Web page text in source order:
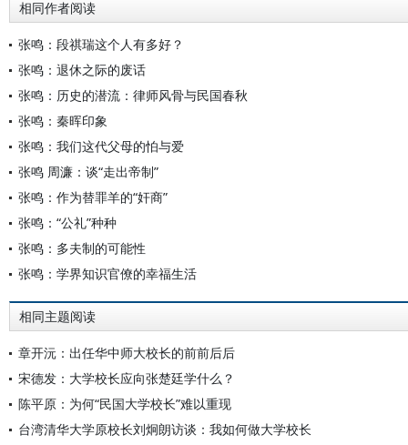
相同作者阅读
张鸣：段祺瑞这个人有多好？
张鸣：退休之际的废话
张鸣：历史的潜流：律师风骨与民国春秋
张鸣：秦晖印象
张鸣：我们这代父母的怕与爱
张鸣 周濂：谈“走出帝制”
张鸣：作为替罪羊的“奸商”
张鸣：“公礼”种种
张鸣：多夫制的可能性
张鸣：学界知识官僚的幸福生活
相同主题阅读
章开沅：出任华中师大校长的前前后后
宋德发：大学校长应向张楚廷学什么？
陈平原：为何“民国大学校长”难以重现
台湾清华大学原校长刘炯朗访谈：我如何做大学校长